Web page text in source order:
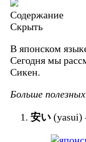
Содержание
Скрыть
В японском
Сегодня мы
Сикен.
Больше
安い (yasui)